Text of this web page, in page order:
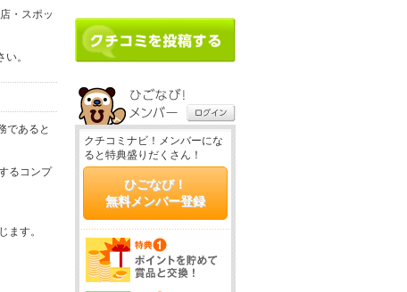
・スポッ
。
であると
るコンプ
ます。
クチコミナビ！メンバーにな
ると特典盛りだくさん！
ひごなび！
無料メンバー登録